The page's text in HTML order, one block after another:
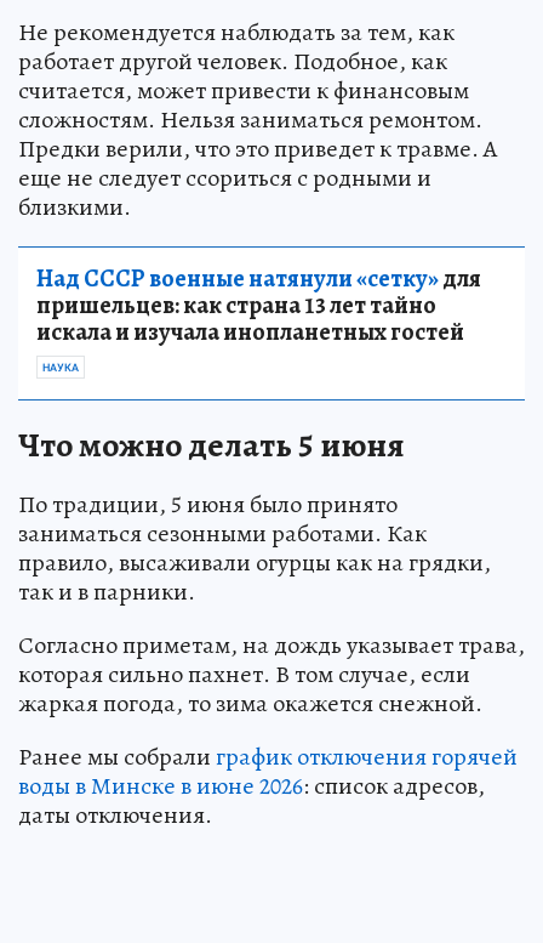
Не рекомендуется наблюдать за тем, как
работает другой человек. Подобное, как
считается, может привести к финансовым
сложностям. Нельзя заниматься ремонтом.
Предки верили, что это приведет к травме. А
еще не следует ссориться с родными и
близкими.
Над СССР военные натянули «сетку»для
пришельцев: как страна 13 лет тайно
искала и изучала инопланетных гостей
НАУКА
Что можно делать 5 июня
По традиции, 5 июня было принято
заниматься сезонными работами. Как
правило, высаживали огурцы как на грядки,
так и в парники.
Согласно приметам, на дождь указывает трава,
которая сильно пахнет. В том случае, если
жаркая погода, то зима окажется снежной.
Ранее мы собралиграфик отключения горячей
воды в Минске в июне 2026: список адресов,
даты отключения.